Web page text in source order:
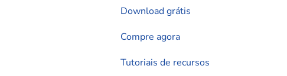
Download grátis
Compre agora
Tutoriais de recursos